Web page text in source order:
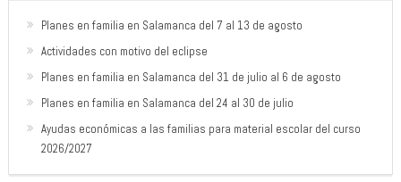
Planes en familia en Salamanca del 7 al 13 de agosto
Actividades con motivo del eclipse
Planes en familia en Salamanca del 31 de julio al 6 de agosto
Planes en familia en Salamanca del 24 al 30 de julio
Ayudas económicas a las familias para material escolar del curso
2026/2027